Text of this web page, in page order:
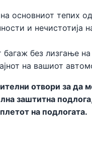
основниот тепих
и нечистотија
без лизгање на
на вашиот
отвори за да
заштитна
на подлогата.